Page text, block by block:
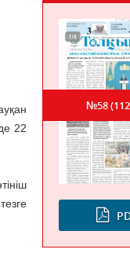
22
№58